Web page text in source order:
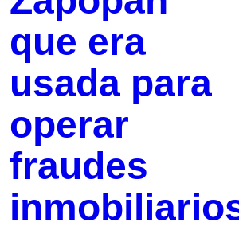
que era
usada para
operar
fraudes